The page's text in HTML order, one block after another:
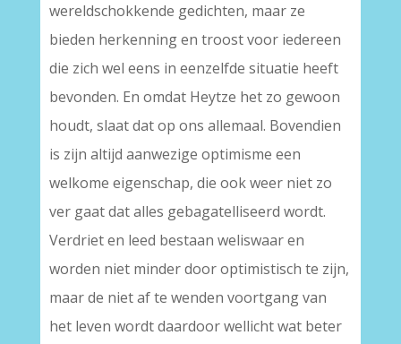
wereldschokkende gedichten, maar ze
bieden herkenning en troost voor iedereen
die zich wel eens in eenzelfde situatie heeft
bevonden. En omdat Heytze het zo gewoon
houdt, slaat dat op ons allemaal. Bovendien
is zijn altijd aanwezige optimisme een
welkome eigenschap, die ook weer niet zo
ver gaat dat alles gebagatelliseerd wordt.
Verdriet en leed bestaan weliswaar en
worden niet minder door optimistisch te zijn,
maar de niet af te wenden voortgang van
het leven wordt daardoor wellicht wat beter